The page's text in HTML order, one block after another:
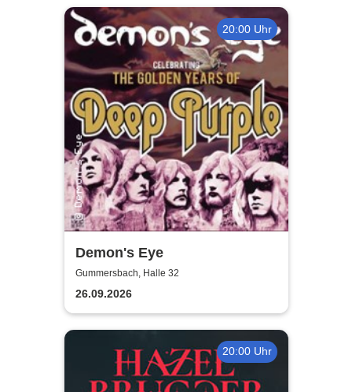
20:00 Uhr
Demon's Eye
Gummersbach, Halle 32
26.09.2026
20:00 Uhr